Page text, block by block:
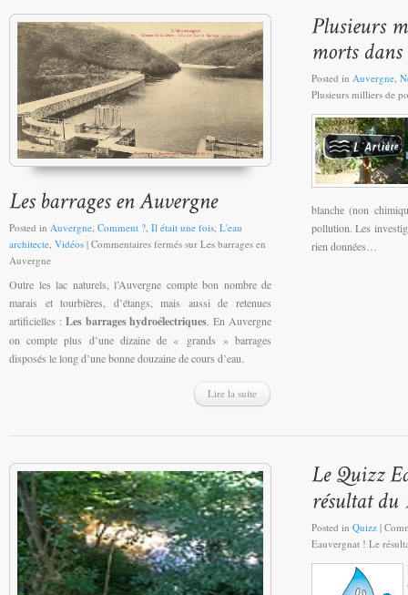
Posted in Auvergne Comment ? Il était une fois L'eau
architecte Vidéos | Commentaires fermés sur Les barrages en
Auvergne
Outre les lac naturels, l’Auvergne compte bon nombre de
marais et tourbières, d’étangs, mais aussi de retenues
artificielles : Les barrages hydroélectriques. En Auvergne
on compte plus d’une dizaine de « grands » barrages
disposés le long d’une bonne douzaine de cours d’eau.
Lire la suite
Posted in Auvergne,
Plusieurs milliers de
blanche (non
pollution. Les
rien données…
Posted in Quizz |
Eauvergnat ! Le